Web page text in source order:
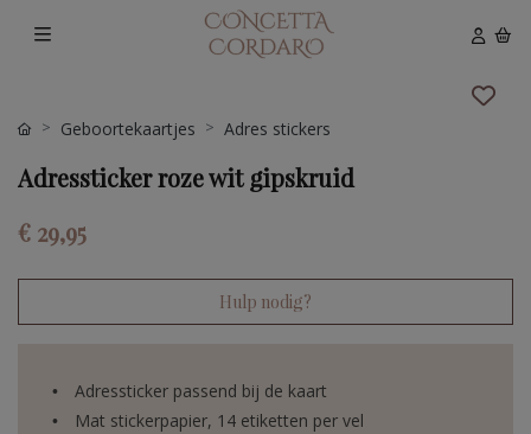
Geboortekaartjes Adres stickers
Adressticker roze wit gipskruid
€ 29,95
Hulp nodig?
Adressticker passend bij de kaart
Mat stickerpapier, 14 etiketten per vel